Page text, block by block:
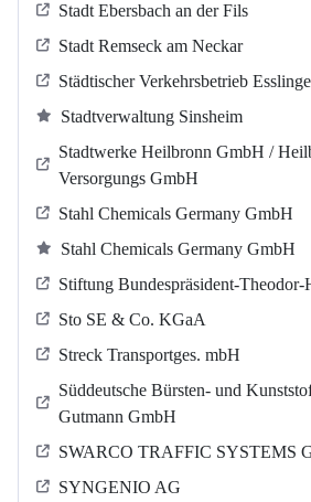
Stadt Ebersbach an der Fils
Stadt Remseck am Neckar
Städtischer Verkehrsbetrieb
Stadtverwaltung Sinsheim
Stadtwerke Heilbronn GmbH /
Versorgungs GmbH
Stahl Chemicals Germany GmbH
Stahl Chemicals Germany GmbH
Stiftung Bundespräsident-Theodor-
Sto SE & Co. KGaA
Streck Transportges. mbH
Süddeutsche Bürsten- und
Gutmann GmbH
SWARCO TRAFFIC SYSTEMS
SYNGENIO AG